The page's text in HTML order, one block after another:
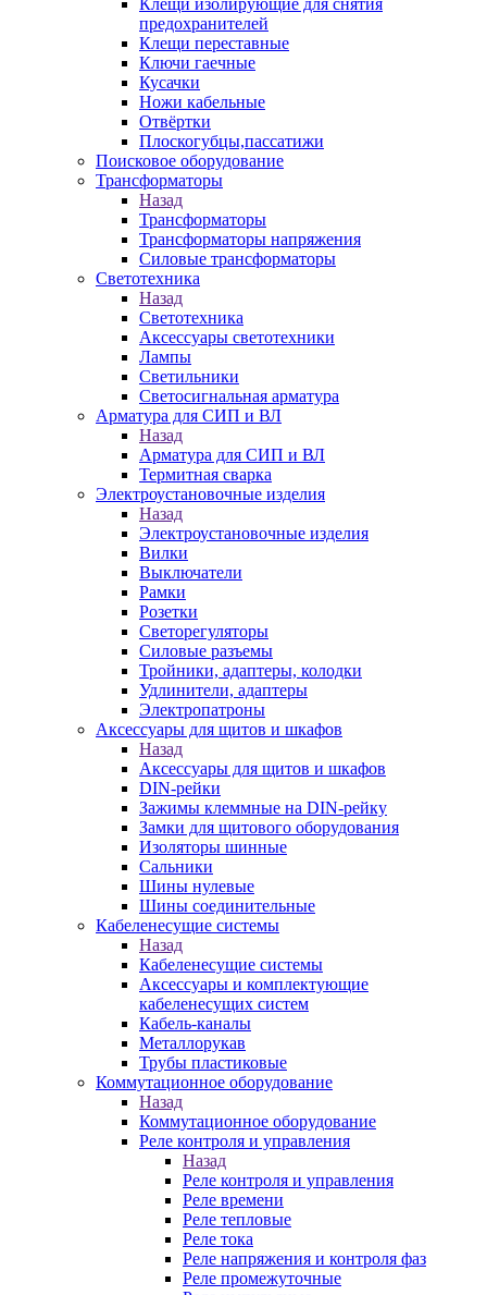
Клещи изолирующие для снятия
предохранителей
Клещи переставные
Ключи гаечные
Кусачки
Ножи кабельные
Отвёртки
Плоскогубцы,пассатижи
Поисковое оборудование
Трансформаторы
Назад
Трансформаторы
Трансформаторы напряжения
Силовые трансформаторы
Светотехника
Назад
Светотехника
Аксессуары светотехники
Лампы
Светильники
Светосигнальная арматура
Арматура для СИП и ВЛ
Назад
Арматура для СИП и ВЛ
Термитная сварка
Электроустановочные изделия
Назад
Электроустановочные изделия
Вилки
Выключатели
Рамки
Розетки
Светорегуляторы
Силовые разъемы
Тройники, адаптеры, колодки
Удлинители, адаптеры
Электропатроны
Аксессуары для щитов и шкафов
Назад
Аксессуары для щитов и шкафов
DIN-рейки
Зажимы клеммные на DIN-рейку
Замки для щитового оборудования
Изоляторы шинные
Сальники
Шины нулевые
Шины соединительные
Кабеленесущие системы
Назад
Кабеленесущие системы
Аксессуары и комплектующие
кабеленесущих систем
Кабель-каналы
Металлорукав
Трубы пластиковые
Коммутационное оборудование
Назад
Коммутационное оборудование
Реле контроля и управления
Назад
Реле контроля и управления
Реле времени
Реле тепловые
Реле тока
Реле напряжения и контроля фаз
Реле промежуточные